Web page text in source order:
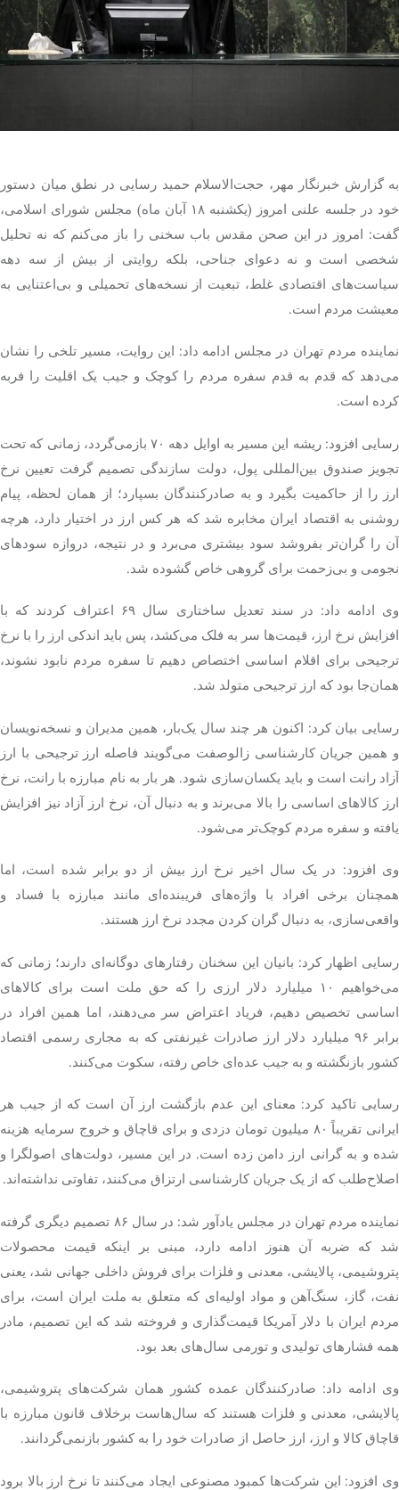
تک کده
خرید موتور ایمپلنت
به گزارش خبرنگار مهر، حجت‌الاسلام حمید رسایی در نطق میان دستور
خود در جلسه علنی امروز (یکشنبه ۱۸ آبان ماه) مجلس شورای اسلامی،
گفت: امروز در این صحن مقدس باب سخنی را باز می‌کنم که نه تحلیل
شخصی است و نه دعوای جناحی، بلکه روایتی از بیش از سه دهه
سیاست‌های اقتصادی غلط، تبعیت از نسخه‌های تحمیلی و بی‌اعتنایی به
معیشت مردم است.
نماینده مردم تهران در مجلس ادامه داد: این روایت، مسیر تلخی را نشان
می‌دهد که قدم به قدم سفره مردم را کوچک و جیب یک اقلیت را فربه
کرده است.
رسایی افزود: ریشه این مسیر به اوایل دهه ۷۰ بازمی‌گردد، زمانی که تحت
تجویز صندوق بین‌المللی پول، دولت سازندگی تصمیم گرفت تعیین نرخ
ارز را از حاکمیت بگیرد و به صادرکنندگان بسپارد؛ از همان لحظه، پیام
روشنی به اقتصاد ایران مخابره شد که هر کس ارز در اختیار دارد، هرچه
آن را گران‌تر بفروشد سود بیشتری می‌برد و در نتیجه، دروازه سودهای
نجومی و بی‌زحمت برای گروهی خاص گشوده شد.
وی ادامه داد: در سند تعدیل ساختاری سال ۶۹ اعتراف کردند که با
افزایش نرخ ارز، قیمت‌ها سر به فلک می‌کشد، پس باید اندکی ارز را با نرخ
ترجیحی برای اقلام اساسی اختصاص دهیم تا سفره مردم نابود نشوند،
همان‌جا بود که ارز ترجیحی متولد شد.
رسایی بیان کرد: اکنون هر چند سال یک‌بار، همین مدیران و نسخه‌نویسان
و همین جریان کارشناسی زالوصفت می‌گویند فاصله ارز ترجیحی با ارز
آزاد رانت است و باید یکسان‌سازی شود. هر بار به نام مبارزه با رانت، نرخ
ارز کالاهای اساسی را بالا می‌برند و به دنبال آن، نرخ ارز آزاد نیز افزایش
یافته و سفره مردم کوچک‌تر می‌شود.
وی افزود: در یک سال اخیر نرخ ارز بیش از دو برابر شده است، اما
همچنان برخی افراد با واژه‌های فریبنده‌ای مانند مبارزه با فساد و
واقعی‌سازی، به دنبال گران کردن مجدد نرخ ارز هستند.
رسایی اظهار کرد: بانیان این سخنان رفتارهای دوگانه‌ای دارند؛ زمانی که
می‌خواهیم ۱۰ میلیارد دلار ارزی را که حق ملت است برای کالاهای
اساسی تخصیص دهیم، فریاد اعتراض سر می‌دهند، اما همین افراد در
برابر ۹۶ میلیارد دلار ارز صادرات غیرنفتی که به مجاری رسمی اقتصاد
کشور بازنگشته و به جیب عده‌ای خاص رفته، سکوت می‌کنند.
رسایی تاکید کرد: معنای این عدم بازگشت ارز آن است که از جیب هر
ایرانی تقریباً ۸۰ میلیون تومان دزدی و برای قاچاق و خروج سرمایه هزینه
شده و به گرانی ارز دامن زده است. در این مسیر، دولت‌های اصولگرا و
اصلاح‌طلب که از یک جریان کارشناسی ارتزاق می‌کنند، تفاوتی نداشته‌اند.
نماینده مردم تهران در مجلس یادآور شد: در سال ۸۶ تصمیم دیگری گرفته
شد که ضربه آن هنوز ادامه دارد، مبنی بر اینکه قیمت محصولات
پتروشیمی، پالایشی، معدنی و فلزات برای فروش داخلی جهانی شد، یعنی
نفت، گاز، سنگ‌آهن و مواد اولیه‌ای که متعلق به ملت ایران است، برای
مردم ایران با دلار آمریکا قیمت‌گذاری و فروخته شد که این تصمیم، مادر
همه فشارهای تولیدی و تورمی سال‌های بعد بود.
وی ادامه داد: صادرکنندگان عمده کشور همان شرکت‌های پتروشیمی،
پالایشی، معدنی و فلزات هستند که سال‌هاست برخلاف قانون مبارزه با
قاچاق کالا و ارز، ارز حاصل از صادرات خود را به کشور بازنمی‌گردانند.
وی افزود: این شرکت‌ها کمبود مصنوعی ایجاد می‌کنند تا نرخ ارز بالا برود